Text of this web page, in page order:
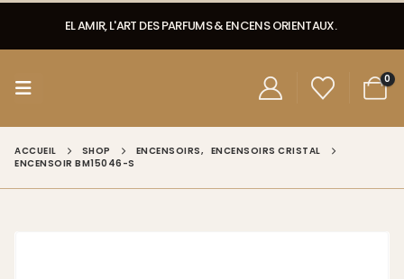
EL AMIR, L'ART DES PARFUMS & ENCENS ORIENTAUX.
0
ACCUEIL SHOP ENCENSOIRS, ENCENSOIRS CRISTAL
ENCENSOIR BM15046-S